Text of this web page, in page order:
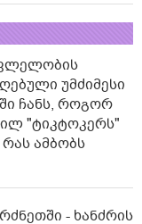
უმძიმესი
ჩანს, როგორ
"ტიკტოკერს"
ამბობს
- ხანძრის